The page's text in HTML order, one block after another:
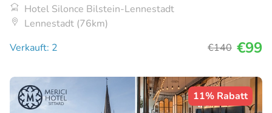
Hotel Silonce Bilstein-Lennestadt
Lennestadt (76km)
Verkauft: 2
€140 €99
11% Rabatt